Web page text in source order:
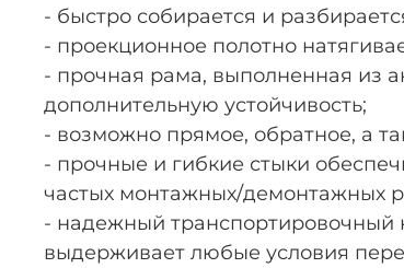
- быстро собирается и
- проекционное полотно
- прочная рама, выполненная из
дополнительную устойчивость;
- возможно прямое, обратное, а
- прочные и гибкие стыки
частых монтажных/демонтажных
- надежный транспортировочный
выдерживает любые условия